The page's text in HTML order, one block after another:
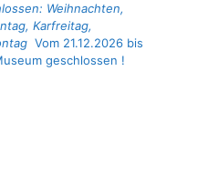
Weihnachten,
Karfreitag,
Vom 21.12.2026 bis
geschlossen !